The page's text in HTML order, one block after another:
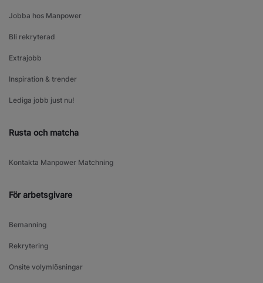
Jobba hos Manpower
Bli rekryterad
Extrajobb
Inspiration & trender
Lediga jobb just nu!
Rusta och matcha
Kontakta Manpower Matchning
För arbetsgivare
Bemanning
Rekrytering
Onsite volymlösningar